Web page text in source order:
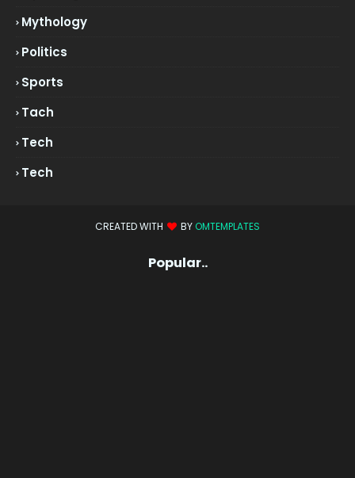
Mythology
Politics
Sports
Tach
Tech
Tech
CREATED WITH BY OMTEMPLATES
Popular..